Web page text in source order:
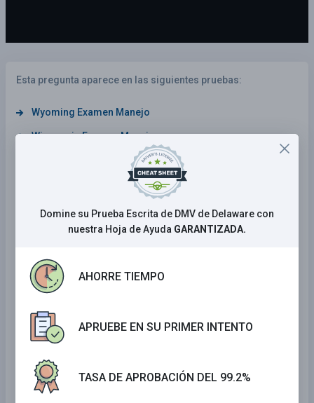
Esta pregunta aparece en las siguientes pruebas:
Wyoming Examen Manejo
Wisconsin Examen Manejo
Tennessee Examen Manejo
Kentucky Examen Manejo
Maine Examen Manejo
Alabama Examen Manejo
Rhode Island Examen Manejo
Iowa Examen Manejo
California Examen Manejo
New Mexico Examen Manejo
Domine su Prueba Escrita de DMV de Delaware con
nuestra Hoja de Ayuda GARANTIZADA.
AHORRE TIEMPO
APRUEBE EN SU PRIMER INTENTO
TASA DE APROBACIÓN DEL 99.2%